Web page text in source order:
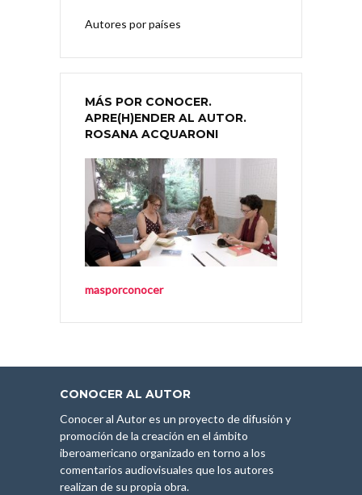
Autores por países
MÁS POR CONOCER.
APRE(H)ENDER AL AUTOR.
ROSANA ACQUARONI
masporconocer
CONOCER AL AUTOR
Conocer al Autor es un proyecto de difusión y
promoción de la creación en el ámbito
iberoamericano organizado en torno a los
comentarios audiovisuales que los autores
realizan de su propia obra.